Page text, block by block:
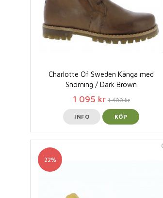
Charlotte Of Sweden Känga med
Snörning / Dark Brown
1 095 kr 1 400 kr
INFO KÖP
22%